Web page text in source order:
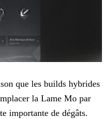
que les builds hybrides
la Lame Mo par
importante de dégâts.